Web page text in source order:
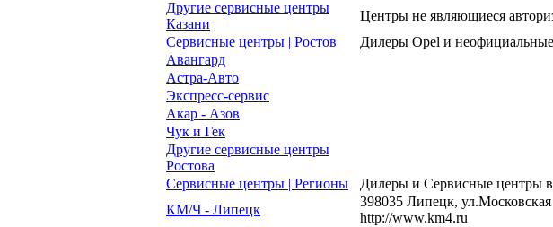
Другие сервисные центры
Казани
Центры не являющиеся
Сервисные центры | Ростов
Дилеры Opel и
Авангард
Астра-Авто
Экспресс-сервис
Акар - Азов
Чук и Гек
Другие сервисные центры
Ростова
Сервисные центры | Регионы
Дилеры и Сервисные центры
КМ/Ч - Липецк
398035 Липецк,
http://www.km4.ru